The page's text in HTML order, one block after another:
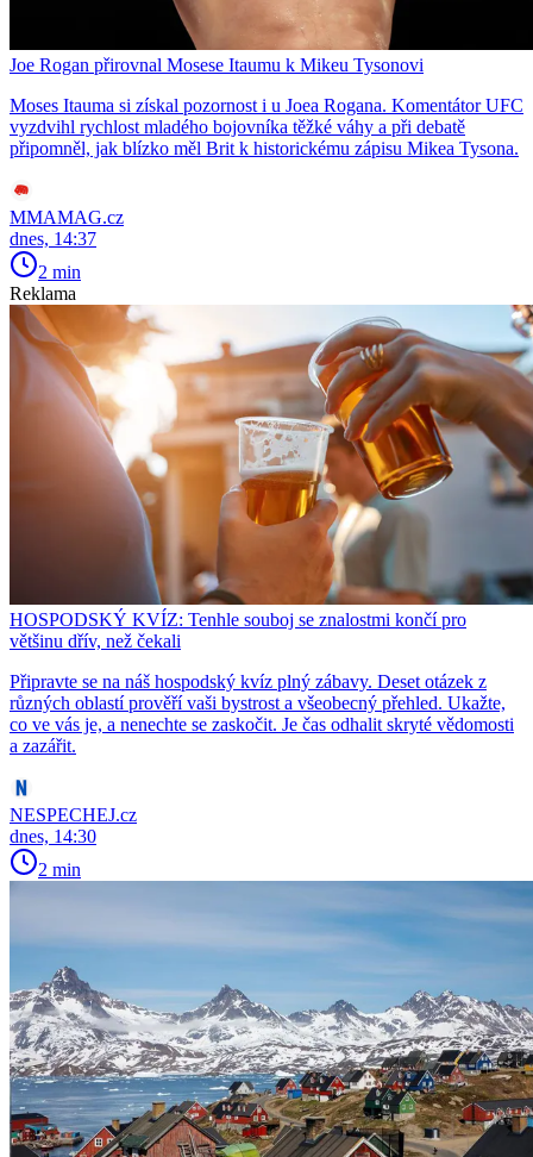
Joe Rogan přirovnal Mosese Itaumu k Mikeu Tysonovi
Moses Itauma si získal pozornost i u Joea Rogana. Komentátor UFC
vyzdvihl rychlost mladého bojovníka těžké váhy a při debatě
připomněl, jak blízko měl Brit k historickému zápisu Mikea Tysona.
MMAMAG.cz
dnes, 14:37
2 min
Reklama
HOSPODSKÝ KVÍZ: Tenhle souboj se znalostmi končí pro
většinu dřív, než čekali
Připravte se na náš hospodský kvíz plný zábavy. Deset otázek z
různých oblastí prověří vaši bystrost a všeobecný přehled. Ukažte,
co ve vás je, a nenechte se zaskočit. Je čas odhalit skryté vědomosti
a zazářit.
NESPECHEJ.cz
dnes, 14:30
2 min